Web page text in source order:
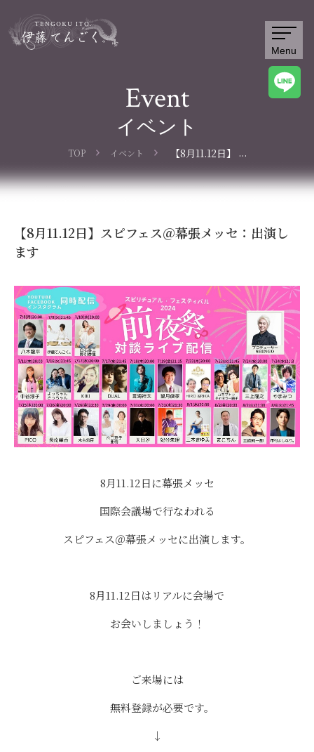
Menu
Event
イベント
TOP イベント
【8月11.12日】
張メッセ：出演
...
【8月11.12日】スピフェス＠幕張メッセ：出演し
ます
8月11.12日に幕張メッセ
国際会議場で行なわれる
スピフェス＠幕張メッセに出演します。
8月11.12日はリアルに会場で
お会いしましょう！
ご来場には
無料登録が必要です。
↓